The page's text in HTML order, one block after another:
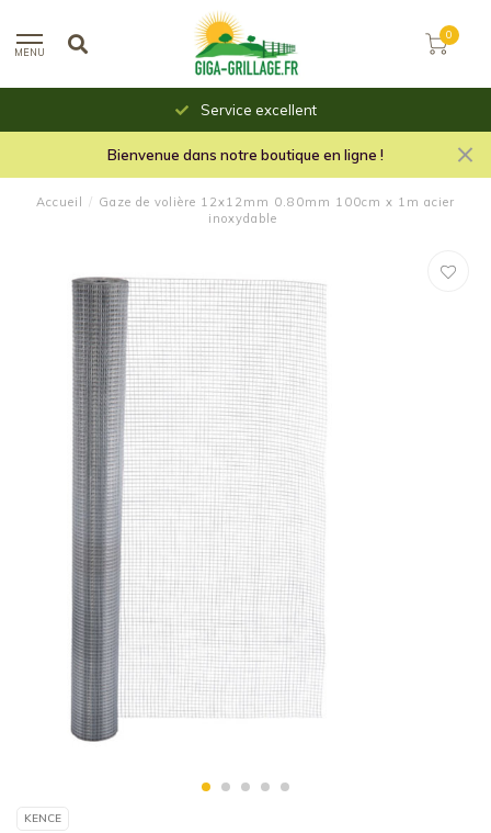
MENU
0
Service excellent
Bienvenue dans notre boutique en ligne !
Accueil / Gaze de volière 12x12mm 0.80mm 100cm x 1m acier
inoxydable
KENCE